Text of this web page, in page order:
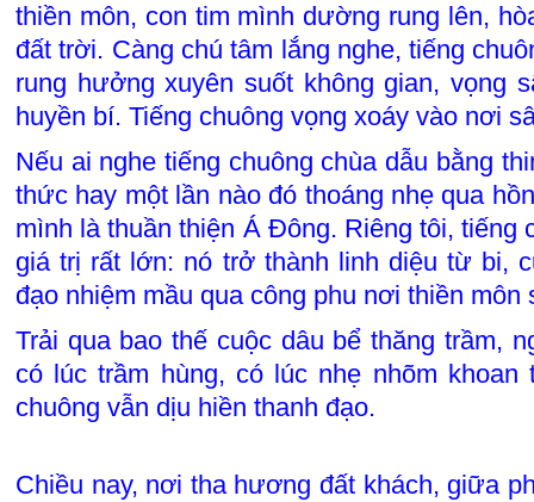
thiền môn, con tim mình dường rung lên,
đất trời. Càng chú tâm lắng nghe, tiếng
rung hưởng xuyên suốt không gian, vọng
huyền bí. Tiếng chuông vọng xoáy vào nơi
Nếu ai nghe tiếng chuông chùa dẫu bằng
thức hay một lần nào đó thoáng nhẹ qua
mình là thuần thiện Á Đông. Riêng tôi, tiếng
giá trị rất lớn: nó trở thành linh diệu từ bi,
đạo nhiệm mầu qua công phu nơi thiền môn
Trải qua bao thế cuộc dâu bể thăng trầm,
có lúc trầm hùng, có lúc nhẹ nhõm
chuông vẫn dịu hiền thanh đạo.
Chiều nay, nơi tha hương đất khách, giữa